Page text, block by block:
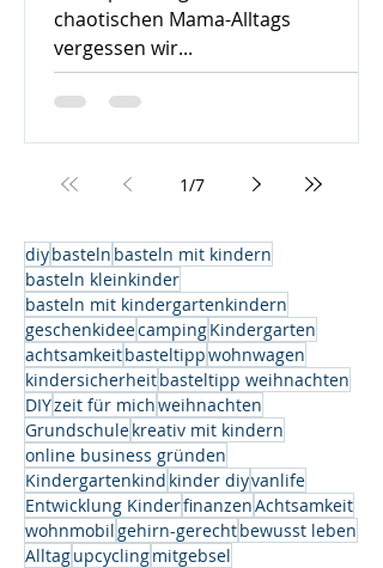
chaotischen Mama-Alltags
vergessen wir...
1/7
diybasteln basteln mit kindern
basteln kleinkinder
basteln mit kindergartenkindern
geschenkideecampingKindergarten
achtsamkeitbasteltippwohnwagen
kindersicherheitbasteltipp weihnachten
DIYzeit für michweihnachten
Grundschulekreativ mit kindern
online business gründen
Kindergartenkind kinder diyvanlife
Entwicklung KinderfinanzenAchtsamkeit
wohnmobilgehirn-gerechtbewusst leben
Alltagupcyclingmitgebsel